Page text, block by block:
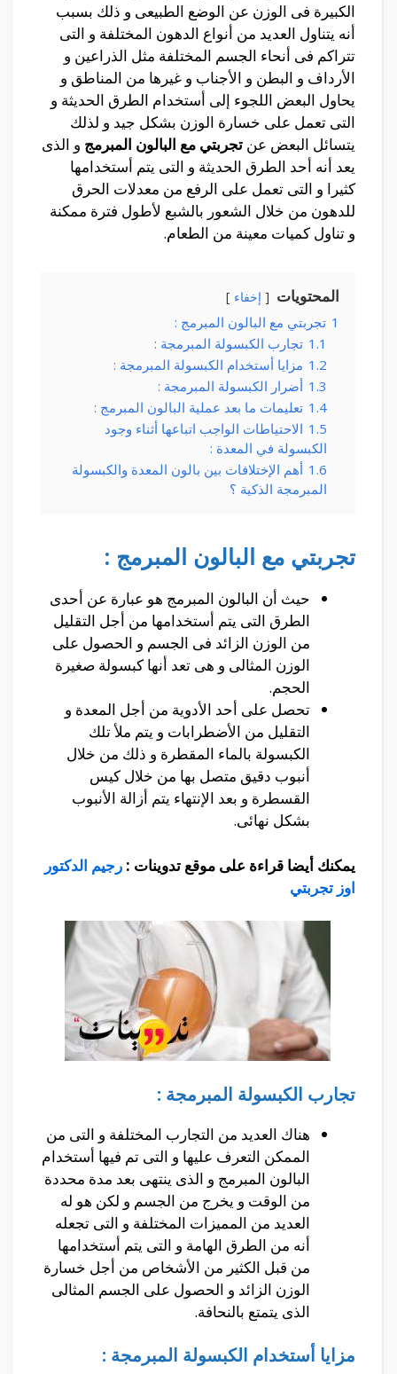
الكبيرة فى الوزن عن الوضع الطبيعى و ذلك بسبب
أنه يتناول العديد من أنواع الدهون المختلفة و التى
تتراكم فى أنحاء الجسم المختلفة مثل الذراعين و
الأرداف و البطن و الأجناب و غيرها من المناطق و
يحاول البعض اللجوء إلى أستخدام الطرق الحديثة و
التى تعمل على خسارة الوزن بشكل جيد و لذلك
يتسائل البعض عن تجربتي مع البالون المبرمج و الذى
يعد أنه أحد الطرق الحديثة و التى يتم أستخدامها
كثيرا و التى تعمل على الرفع من معدلات الحرق
للدهون من خلال الشعور بالشبع لأطول فترة ممكنة
و تناول كميات معينة من الطعام.
المحتويات إخفاء
1 تجربتي مع البالون المبرمج :
1.1 تجارب الكبسولة المبرمجة :
1.2 مزايا أستخدام الكبسولة المبرمجة :
1.3 أضرار الكبسولة المبرمجة :
1.4 تعليمات ما بعد عملية البالون المبرمج :
1.5 الاحتياطات الواجب اتباعها أثناء وجود
الكبسولة في المعدة :
1.6 أهم الإختلافات بين بالون المعدة والكبسولة
المبرمجة الذكية ؟
تجربتي مع البالون المبرمج :
حيث أن البالون المبرمج هو عبارة عن أحدى
الطرق التى يتم أستخدامها من أجل التقليل
من الوزن الزائد فى الجسم و الحصول على
الوزن المثالى و هى تعد أنها كبسولة صغيرة
الحجم.
تحصل على أحد الأدوية من أجل المعدة و
التقليل من الأضطرابات و يتم ملأ تلك
الكبسولة بالماء المقطرة و ذلك من خلال
أنبوب دقيق متصل بها من خلال كيس
القسطرة و بعد الإنتهاء يتم أزالة الأنبوب
بشكل نهائى.
يمكنك أيضا قراءة على موقع تدوينات : رجيم الدكتور
اوز تجربتي
تجارب الكبسولة المبرمجة :
هناك العديد من التجارب المختلفة و التى من
الممكن التعرف عليها و التى تم فيها أستخدام
البالون المبرمج و الذى ينتهى بعد مدة محددة
من الوقت و يخرج من الجسم و لكن هو له
العديد من المميزات المختلفة و التى تجعله
أنه من الطرق الهامة و التى يتم أستخدامها
من قبل الكثير من الأشخاص من أجل خسارة
الوزن الزائد و الحصول على الجسم المثالى
الذى يتمتع بالنحافة.
مزايا أستخدام الكبسولة المبرمجة :